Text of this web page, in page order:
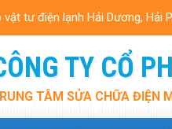
tư điện lạnh Hải Dương, Hải
TY CỔ
TÂM SỬA CHỮA ĐIỆN